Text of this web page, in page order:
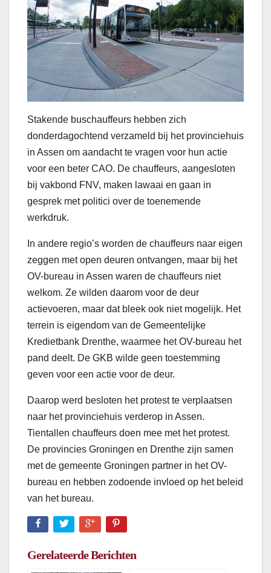
Stakende buschauffeurs hebben zich
donderdagochtend verzameld bij het provinciehuis
in Assen om aandacht te vragen voor hun actie
voor een beter CAO. De chauffeurs, aangesloten
bij vakbond FNV, maken lawaai en gaan in
gesprek met politici over de toenemende
werkdruk.
In andere regio’s worden de chauffeurs naar eigen
zeggen met open deuren ontvangen, maar bij het
OV-bureau in Assen waren de chauffeurs niet
welkom. Ze wilden daarom voor de deur
actievoeren, maar dat bleek ook niet mogelijk. Het
terrein is eigendom van de Gemeentelijke
Kredietbank Drenthe, waarmee het OV-bureau het
pand deelt. De GKB wilde geen toestemming
geven voor een actie voor de deur.
Daarop werd besloten het protest te verplaatsen
naar het provinciehuis verderop in Assen.
Tientallen chauffeurs doen mee met het protest.
De provincies Groningen en Drenthe zijn samen
met de gemeente Groningen partner in het OV-
bureau en hebben zodoende invloed op het beleid
van het bureau.
Gerelateerde Berichten